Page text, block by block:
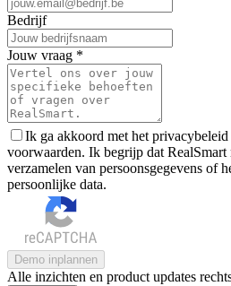
Bedrijf
Jouw vraag *
Ik ga akkoord met het privacybeleid
voorwaarden. Ik begrijp dat
verzamelen van persoonsgegevens of
persoonlijke data.
Demo inplannen
Alle inzichten en product updates